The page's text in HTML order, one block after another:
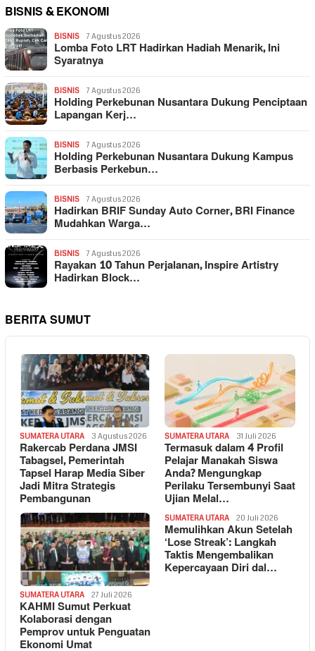
BISNIS & EKONOMI
BISNIS 7 Agustus 2026
Lomba Foto LRT Hadirkan Hadiah Menarik, Ini
Syaratnya
BISNIS 7 Agustus 2026
Holding Perkebunan Nusantara Dukung Penciptaan
Lapangan Kerj…
BISNIS 7 Agustus 2026
Holding Perkebunan Nusantara Dukung Kampus
Berbasis Perkebun…
BISNIS 7 Agustus 2026
Hadirkan BRIF Sunday Auto Corner, BRI Finance
Mudahkan Warga…
BISNIS 7 Agustus 2026
Rayakan 10 Tahun Perjalanan, Inspire Artistry
Hadirkan Block…
BERITA SUMUT
SUMATERA UTARA 3 Agustus 2026
Rakercab Perdana JMSI
Tabagsel, Pemerintah
Tapsel Harap Media Siber
Jadi Mitra Strategis
Pembangunan
SUMATERA UTARA 31 Juli 2026
Termasuk dalam 4 Profil
Pelajar Manakah Siswa
Anda? Mengungkap
Perilaku Tersembunyi Saat
Ujian Melal…
SUMATERA UTARA 27 Juli 2026
KAHMI Sumut Perkuat
Kolaborasi dengan
Pemprov untuk Penguatan
Ekonomi Umat
SUMATERA UTARA 20 Juli 2026
Memulihkan Akun Setelah
‘Lose Streak’: Langkah
Taktis Mengembalikan
Kepercayaan Diri dal…